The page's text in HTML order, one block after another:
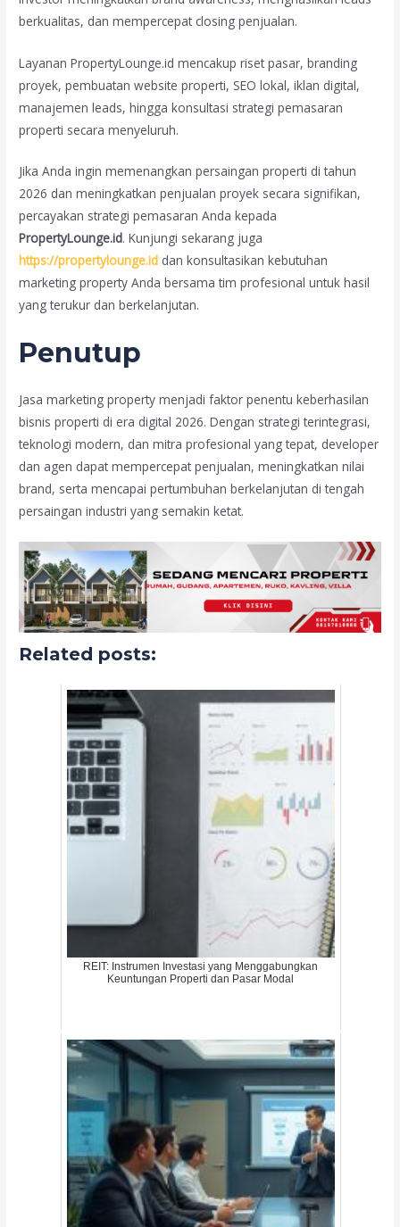
berkualitas, dan mempercepat closing penjualan.
Layanan PropertyLounge.id mencakup riset pasar, branding
proyek, pembuatan website properti, SEO lokal, iklan digital,
manajemen leads, hingga konsultasi strategi pemasaran
properti secara menyeluruh.
Jika Anda ingin memenangkan persaingan properti di tahun
2026 dan meningkatkan penjualan proyek secara signifikan,
percayakan strategi pemasaran Anda kepada
PropertyLounge.id. Kunjungi sekarang juga
https://propertylounge.id dan konsultasikan kebutuhan
marketing property Anda bersama tim profesional untuk hasil
yang terukur dan berkelanjutan.
Penutup
Jasa marketing property menjadi faktor penentu keberhasilan
bisnis properti di era digital 2026. Dengan strategi terintegrasi,
teknologi modern, dan mitra profesional yang tepat, developer
dan agen dapat mempercepat penjualan, meningkatkan nilai
brand, serta mencapai pertumbuhan berkelanjutan di tengah
persaingan industri yang semakin ketat.
Related posts:
REIT: Instrumen Investasi yang Menggabungkan
Keuntungan Properti dan Pasar Modal